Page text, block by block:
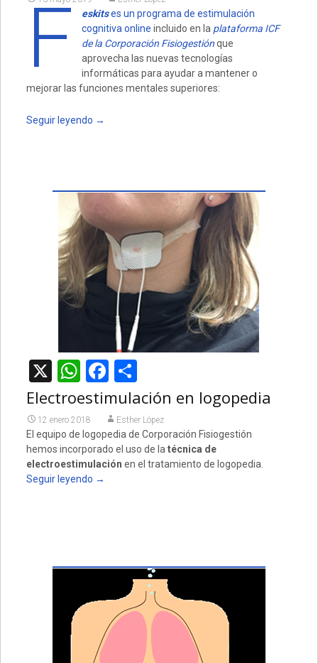
F eskitses un programa de estimulación
cognitiva onlineincluido en la plataforma ICF
de la Corporación Fisiogestiónque
aprovecha las nuevas tecnologías
informáticas para ayudar a mantener o
mejorar las funciones mentales superiores:
Seguir leyendo →
X WhatsApp
Facebook
Compartir
Electroestimulación en logopedia
12 enero 2018 Esther López
El equipo de logopedia de Corporación Fisiogestión
hemos incorporado el uso de la técnica de
electroestimulación en el tratamiento de logopedia.
Seguir leyendo →